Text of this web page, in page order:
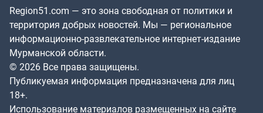
Region51.com — это зона свободная от политики и
территория добрых новостей. Мы — региональное
информационно-развлекательное интернет-издание
Мурманской области.
© 2026 Все права защищены.
Публикуемая информация предназначена для лиц
18+.
Использование материалов размещенных на сайте